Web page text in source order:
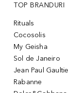
TOP BRANDURI
Rituals
Cocosolis
My Geisha
Sol de Janeiro
Jean Paul
Rabanne